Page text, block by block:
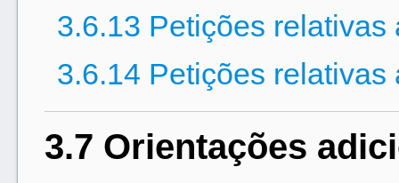
3.6.13 Petições
3.6.14 Petições
3.7 Orientações